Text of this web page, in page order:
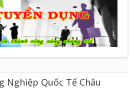
Nghiệp Quốc Tế Châu